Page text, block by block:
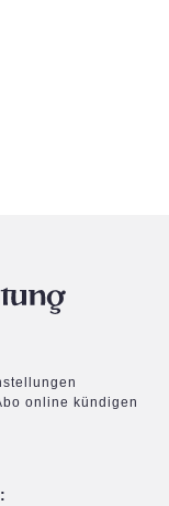
online kündigen